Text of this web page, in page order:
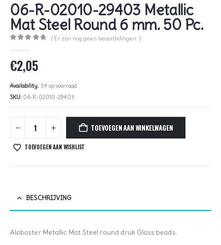
06-R-02010-29403 Metallic
Mat Steel Round 6 mm. 50 Pc.
( Er zijn nog geen beoordelingen. )
€2,05
Availability: 34 op voorraad
SKU: 06-R-02010-29403
TOEVOEGEN AAN WINKELWAGEN
TOEVOEGEN AAN WISHLIST
BESCHRIJVING
Alabaster Metallic Mat Steel round druk Glass beads.